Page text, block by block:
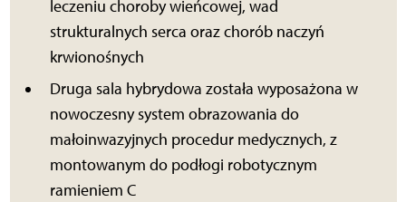
leczeniu choroby wieńcowej, wad
strukturalnych serca oraz chorób naczyń
krwionośnych
Druga sala hybrydowa została wyposażona w
nowoczesny system obrazowania do
małoinwazyjnych procedur medycznych, z
montowanym do podłogi robotycznym
ramieniem C